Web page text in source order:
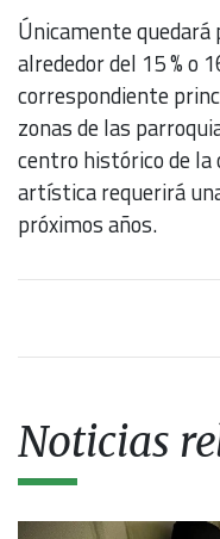
Únicamente quedará
alrededor del 15 % o
correspondiente
zonas de las
centro histórico de la
artística requerirá
próximos años.
Noticias